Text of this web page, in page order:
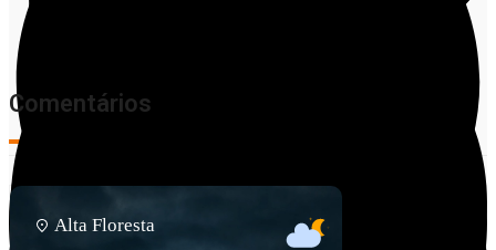
Comentários
Alta Floresta